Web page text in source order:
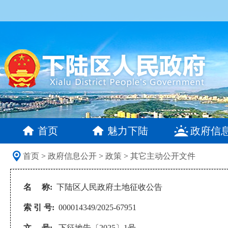
首页 魅力下陆 政府信
首页 > 政府信息公开 > 政策 > 其它主动公开文件
名 称: 下陆区人民政府土地征收公告
索 引 号: 000014349/2025-67951